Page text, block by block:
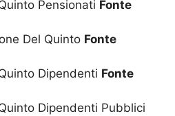
Pensionati Fonte
Del Quinto Fonte
Dipendenti Fonte
Dipendenti Pubblici